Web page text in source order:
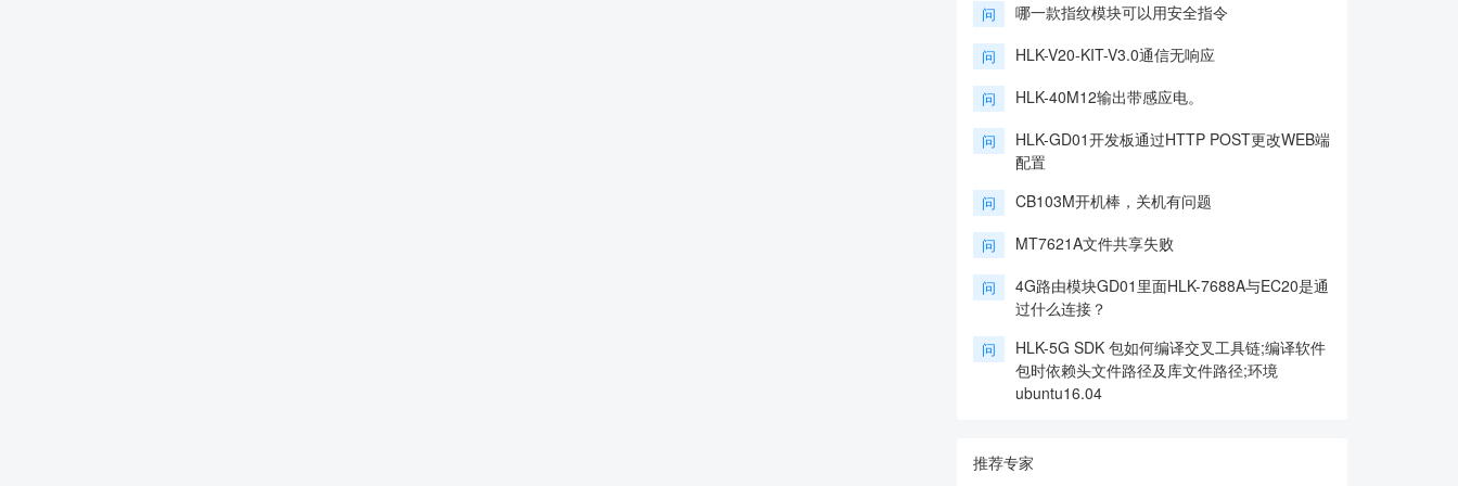
问 哪一款指纹模块可以用安全指令
问 HLK-V20-KIT-V3.0通信无响应
问 HLK-40M12输出带感应电。
问
HLK-GD01开发板通过HTTP POST更改WEB端
配置
问 CB103M开机棒，关机有问题
问 MT7621A文件共享失败
问
4G路由模块GD01里面HLK-7688A与EC20是通
过什么连接？
问
HLK-5G SDK 包如何编译交叉工具链;编译软件
包时依赖头文件路径及库文件路径;环境
ubuntu16.04
推荐专家